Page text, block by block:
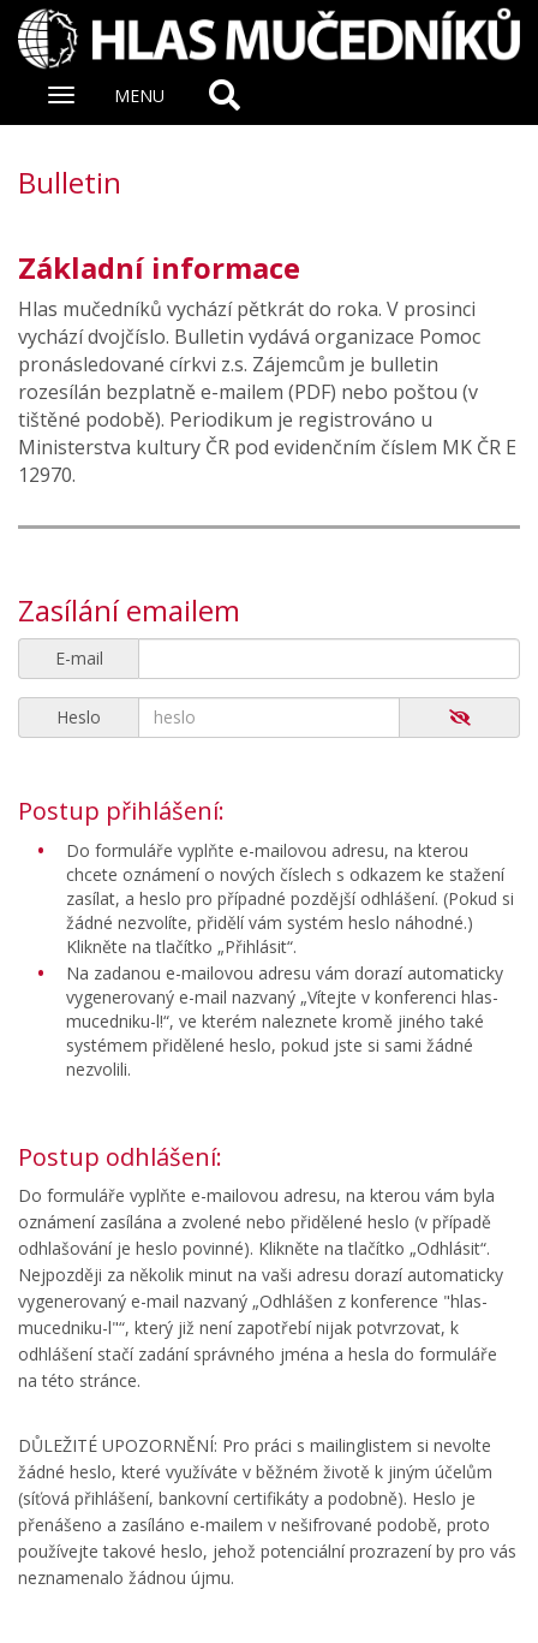
Zobrazit
MENU
Bulletin
Základní informace
Hlas mučedníků vychází pětkrát do roka. V prosinci
vychází dvojčíslo. Bulletin vydává organizace Pomoc
pronásledované církvi z.s. Zájemcům je bulletin
rozesílán bezplatně e-mailem (PDF) nebo poštou (v
tištěné podobě). Periodikum je registrováno u
Ministerstva kultury ČR pod evidenčním číslem MK ČR E
12970.
Zasílání emailem
E-mail
Heslo
Postup přihlášení:
Do formuláře vyplňte e-mailovou adresu, na kterou
chcete oznámení o nových číslech s odkazem ke stažení
zasílat, a heslo pro případné pozdější odhlášení. (Pokud si
žádné nezvolíte, přidělí vám systém heslo náhodné.)
Klikněte na tlačítko „Přihlásit“.
Na zadanou e-mailovou adresu vám dorazí automaticky
vygenerovaný e-mail nazvaný „Vítejte v konferenci hlas-
mucedniku-l!“, ve kterém naleznete kromě jiného také
systémem přidělené heslo, pokud jste si sami žádné
nezvolili.
Postup odhlášení:
Do formuláře vyplňte e-mailovou adresu, na kterou vám byla
oznámení zasílána a zvolené nebo přidělené heslo (v případě
odhlašování je heslo povinné). Klikněte na tlačítko „Odhlásit“.
Nejpozději za několik minut na vaši adresu dorazí automaticky
vygenerovaný e-mail nazvaný „Odhlášen z konference "hlas-
mucedniku-l"“, který již není zapotřebí nijak potvrzovat, k
odhlášení stačí zadání správného jména a hesla do formuláře
na této stránce.
DŮLEŽITÉ UPOZORNĚNÍ: Pro práci s mailinglistem si nevolte
žádné heslo, které využíváte v běžném životě k jiným účelům
(síťová přihlášení, bankovní certifikáty a podobně). Heslo je
přenášeno a zasíláno e-mailem v nešifrované podobě, proto
používejte takové heslo, jehož potenciální prozrazení by pro vás
neznamenalo žádnou újmu.